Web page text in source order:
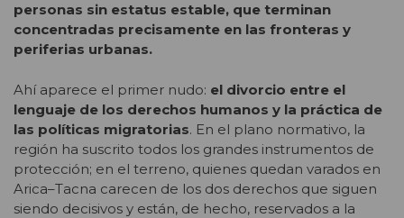
personas sin estatus estable, que terminan
concentradas precisamente en las fronteras y
periferias urbanas.
Ahí aparece el primer nudo: el divorcio entre el
lenguaje de los derechos humanos y la práctica de
las políticas migratorias. En el plano normativo, la
región ha suscrito todos los grandes instrumentos de
protección; en el terreno, quienes quedan varados en
Arica–Tacna carecen de los dos derechos que siguen
siendo decisivos y están, de hecho, reservados a la